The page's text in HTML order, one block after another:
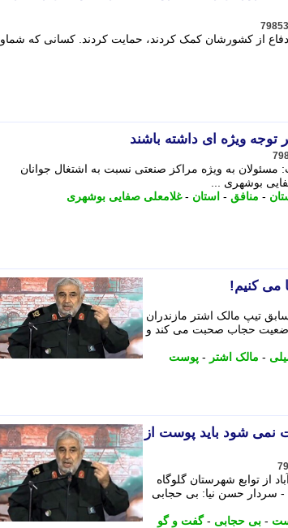
دفاع از کشورشان کمک کردند، حمایت کردند. کسانی که شماو
ویژه ای داشته باشند
مسئولان به ویژه مراکز صنعتی نسبت به اشتغال جوانان
بوشهری ...
- منافق - استان -غلامعلی صفایی بوشهری
می کنیم!
تیپ مالک اشتر مازندران
وضعیت حجاب صحبت می کند و
- مالک اشتر - پوست
شود باید پوست از
از توابع شهرستان گلوگاه
- سردار حسن نیا: بی حجابی
- بی حجابی -گفت و گو